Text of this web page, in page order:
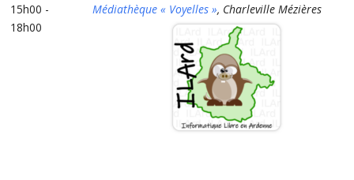
15h00 -
18h00
Médiathèque « Voyelles », Charleville Mézières